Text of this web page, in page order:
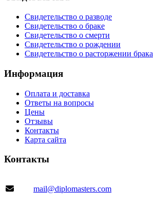
Свидетельство о разводе
Свидетельство о браке
Свидетельство о смерти
Свидетельство о рождении
Свидетельство о расторжении брака
Информация
Оплата и доставка
Ответы на вопросы
Цены
Отзывы
Контакты
Карта сайта
Контакты
mail@diplomasters.com